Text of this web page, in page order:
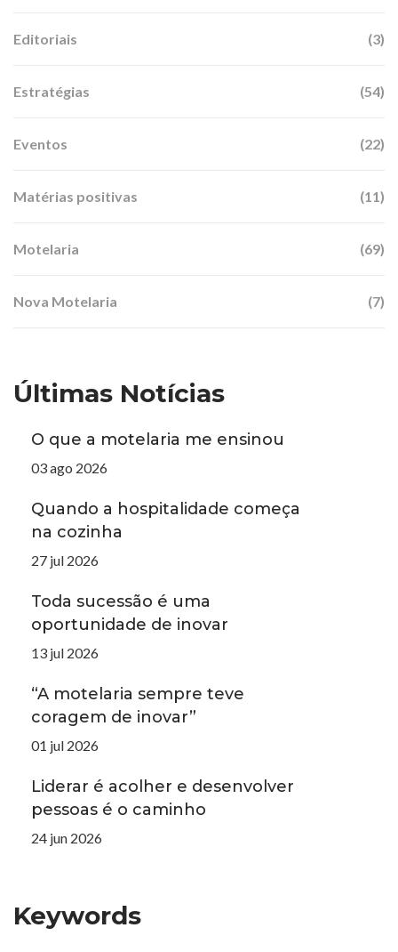
Editoriais (3)
Estratégias (54)
Eventos (22)
Matérias positivas (11)
Motelaria (69)
Nova Motelaria (7)
Últimas Notícias
O que a motelaria me ensinou
03 ago 2026
Quando a hospitalidade começa
na cozinha
27 jul 2026
Toda sucessão é uma
oportunidade de inovar
13 jul 2026
“A motelaria sempre teve
coragem de inovar”
01 jul 2026
Liderar é acolher e desenvolver
pessoas é o caminho
24 jun 2026
Keywords